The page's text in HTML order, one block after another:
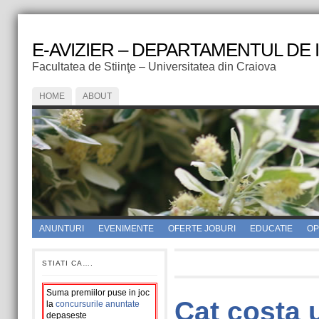
E-AVIZIER – DEPARTAMENTUL DE
Facultatea de Stiinţe – Universitatea din Craiova
HOME ABOUT
ANUNTURI EVENIMENTE OFERTE JOBURI EDUCATIE
STIATI CA….
Suma premiilor puse in joc
la concursurile anuntate
depaseste
Cat costa